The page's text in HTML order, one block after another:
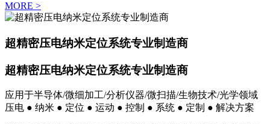
MORE >
超精密压电纳米定位系统专业制造商
超精密压电纳米定位系统专业制造商
应用于半导体/微细加工/分析仪器/微扫描/生物技术/光学领域
压电 ● 纳米 ● 定位 ● 运动 ● 控制 ● 系统 ● 定制 ● 解决方案